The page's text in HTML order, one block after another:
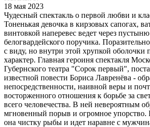
18 мая 2023
Чудесный спектакль о первой любви и
Тоненькая девочка в кирзовых сапогах,
винтовкой наперевес ведет через
белогвардейского поручика.
с виду, но внутри этой хрупкой оболочки
характер. Главная героиня спектакля
Губернского театра "Сорок первый",
известной повести Бориса Лавренёва -
непосредственности, наивной веры и
восторженного отношения к борьбе за
всего человечества. В ней невероятным
мгновенный порыв и огромное упорство.
она чистку рыбы и идет наравне с